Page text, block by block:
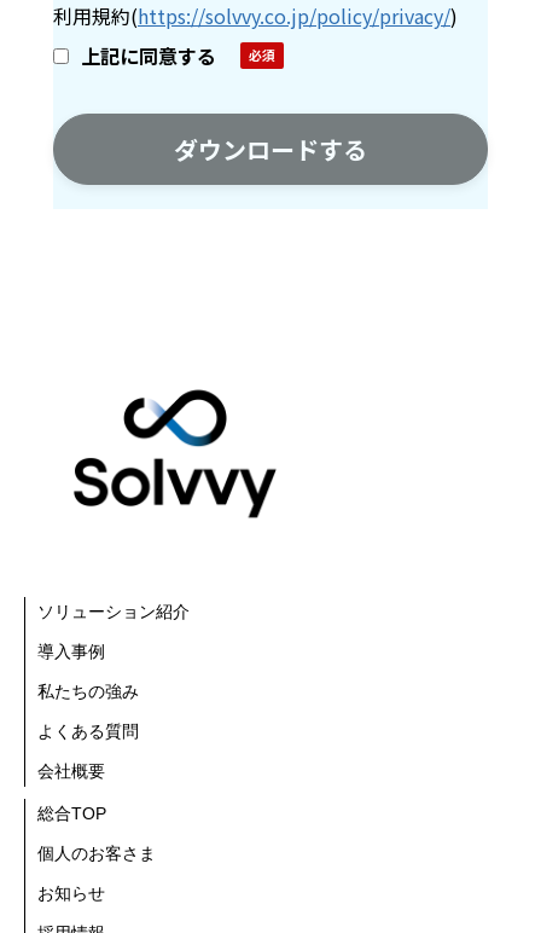
利用規約(https://solvvy.co.jp/policy/privacy/)
上記に同意する
ソリューション紹介
導入事例
私たちの強み
よくある質問
会社概要
総合TOP
個人のお客さま
お知らせ